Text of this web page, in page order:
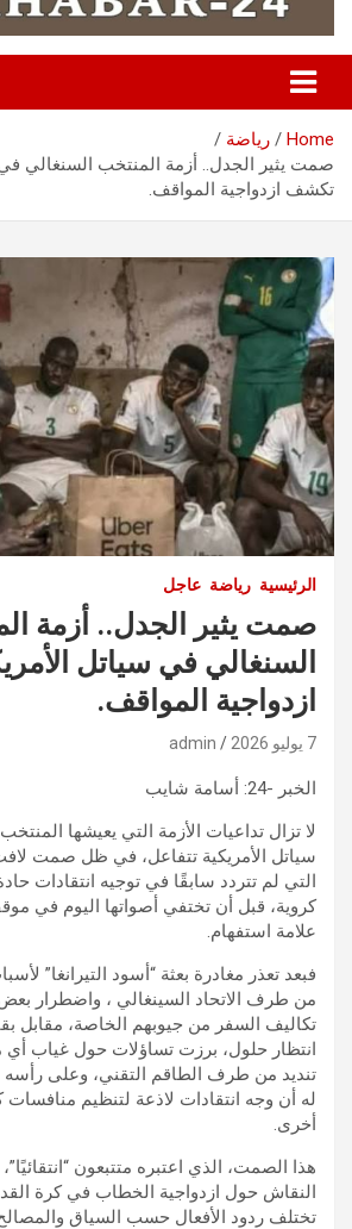
Home
رياضة
صمت يثير الجدل.. أزمة المنتخب السنغالي في
تكشف ازدواجية المواقف.
الرئيسية رياضة عاجل
صمت يثير الجدل.. أزمة
السنغالي في سياتل
ازدواجية المواقف.
7 يوليو 2026 admin
الخبر -24: أسامة شايب
لا تزال تداعيات الأزمة التي يعيشها
سياتل الأمريكية تتفاعل، في ظل صمت
التي لم تتردد سابقًا في توجيه انتقادات
كروية، قبل أن تختفي أصواتها اليوم في
علامة استفهام.
فبعد تعذر مغادرة بعثة “أسود التيرانغا”
من طرف الاتحاد السينغالي ، واضطرار
تكاليف السفر من جيوبهم الخاصة، مقابل
انتظار حلول، برزت تساؤلات حول غياب
تنديد من طرف الطاقم التقني، وعلى
له أن وجه انتقادات لاذعة لتنظيم
أخرى.
هذا الصمت، الذي اعتبره متتبعون
النقاش حول ازدواجية الخطاب في كرة
تختلف ردود الأفعال حسب السياق